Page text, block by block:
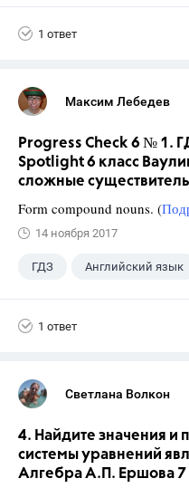
1 ответ
Максим Лебедев
Progress Check 6 № 1.
Spotlight 6 класс
сложные
Form compound nouns. (
14 ноября 2017
ГДЗ Английский язык
1 ответ
Светлана Волкон
4. Найдите значения
системы уравнений
Алгебра А.П. Ершова 7